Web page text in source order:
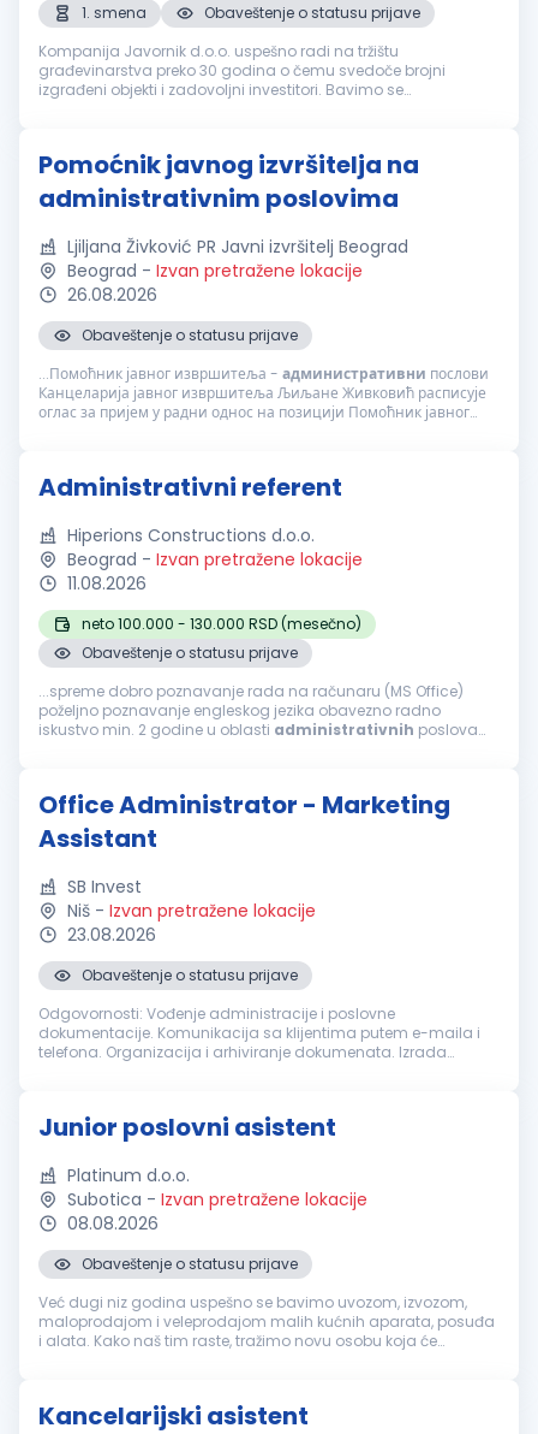
1. smena
Obaveštenje o statusu prijave
Kompanija Javornik d.o.o. uspešno radi na tržištu
građevinarstva preko 30 godina o čemu svedoče brojni
izgrađeni objekti i zadovoljni investitori. Bavimo se
Pomoćnik javnog izvršitelja na
administrativnim poslovima
Ljiljana Živković PR Javni izvršitelj Beograd
Beograd - Izvan pretražene lokacije
26.08.2026
Obaveštenje o statusu prijave
...Помоћник јавног извршитеља - административни послови
Канцеларија јавног извршитеља Љиљане Живковић расписује
оглас за пријем у радни однос на позицији Помоћник јавног
Administrativni referent
Hiperions Constructions d.o.o.
Beograd - Izvan pretražene lokacije
11.08.2026
neto 100.000 - 130.000 RSD (mesečno)
Obaveštenje o statusu prijave
...spreme dobro poznavanje rada na računaru (MS Office)
poželjno poznavanje engleskog jezika obavezno radno
iskustvo min. 2 godine u oblasti administrativnih poslova
Office Administrator - Marketing
Assistant
SB Invest
Niš - Izvan pretražene lokacije
23.08.2026
Obaveštenje o statusu prijave
Odgovornosti: Vođenje administracije i poslovne
dokumentacije. Komunikacija sa klijentima putem e-maila i
telefona. Organizacija i arhiviranje dokumenata. Izrada
Junior poslovni asistent
Platinum d.o.o.
Subotica - Izvan pretražene lokacije
08.08.2026
Obaveštenje o statusu prijave
Već dugi niz godina uspešno se bavimo uvozom, izvozom,
maloprodajom i veleprodajom malih kućnih aparata, posuđa
i alata. Kako naš tim raste, tražimo novu osobu koja će
Kancelarijski asistent